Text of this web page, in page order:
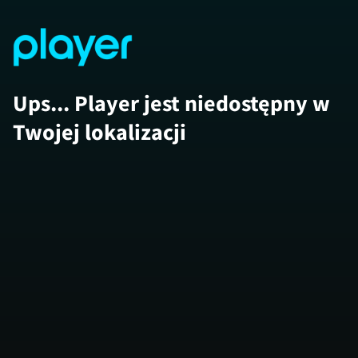
Ups... Player jest niedostępny w
Twojej lokalizacji